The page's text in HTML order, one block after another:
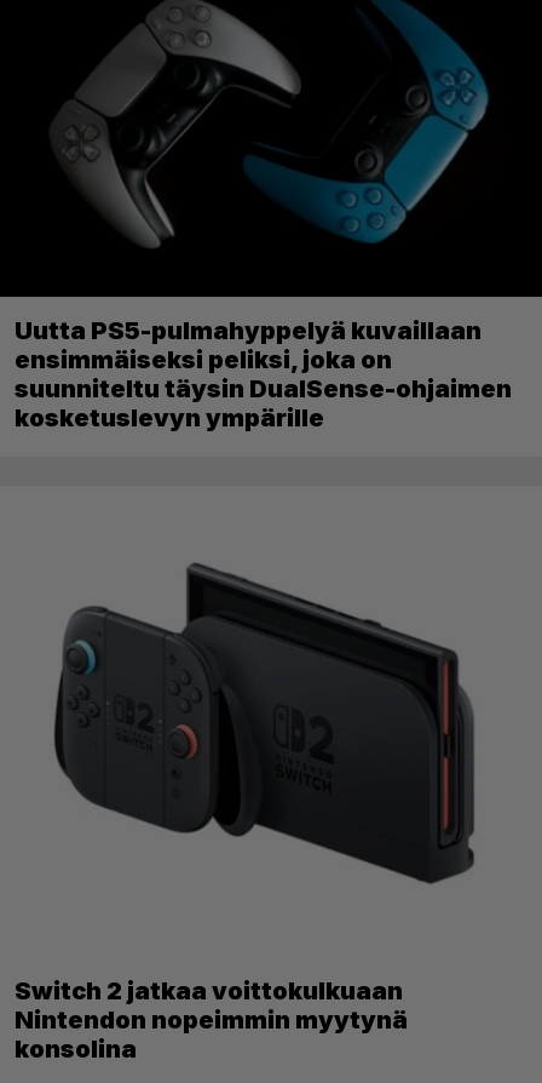
Uutta PS5-pulmahyppelyä kuvaillaan
ensimmäiseksi peliksi, joka on
suunniteltu täysin DualSense-ohjaimen
kosketuslevyn ympärille
Switch 2 jatkaa voittokulkuaan
Nintendon nopeimmin myytynä
konsolina